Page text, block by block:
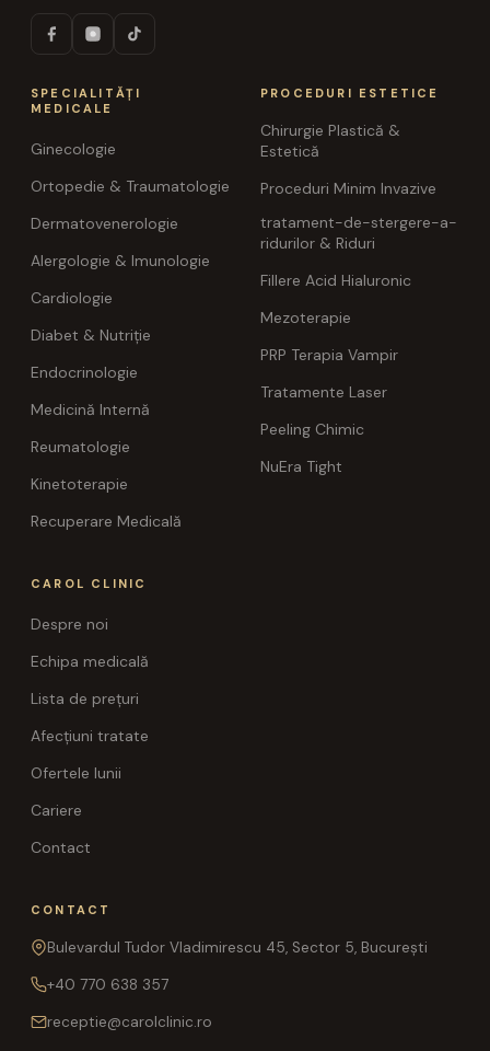
SPECIALITĂȚI
MEDICALE
Ginecologie
Ortopedie & Traumatologie
Dermatovenerologie
Alergologie & Imunologie
Cardiologie
Diabet & Nutriție
Endocrinologie
Medicină Internă
Reumatologie
Kinetoterapie
Recuperare Medicală
PROCEDURI ESTETICE
Chirurgie Plastică &
Estetică
Proceduri Minim Invazive
tratament-de-stergere-a-
ridurilor & Riduri
Fillere Acid Hialuronic
Mezoterapie
PRP Terapia Vampir
Tratamente Laser
Peeling Chimic
NuEra Tight
CAROL CLINIC
Despre noi
Echipa medicală
Lista de prețuri
Afecțiuni tratate
Ofertele lunii
Cariere
Contact
CONTACT
Bulevardul Tudor Vladimirescu 45, Sector 5, București
+40 770 638 357
receptie@carolclinic.ro